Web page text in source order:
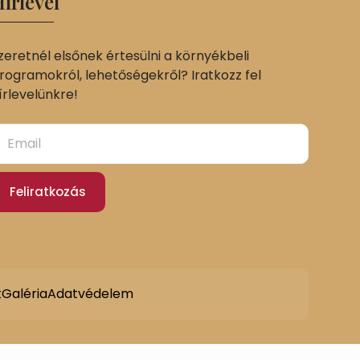
elsőnek értesülni a környékbeli
lehetőségekről? Iratkozz fel
Feliratkozás
GalériaAdatvédelem